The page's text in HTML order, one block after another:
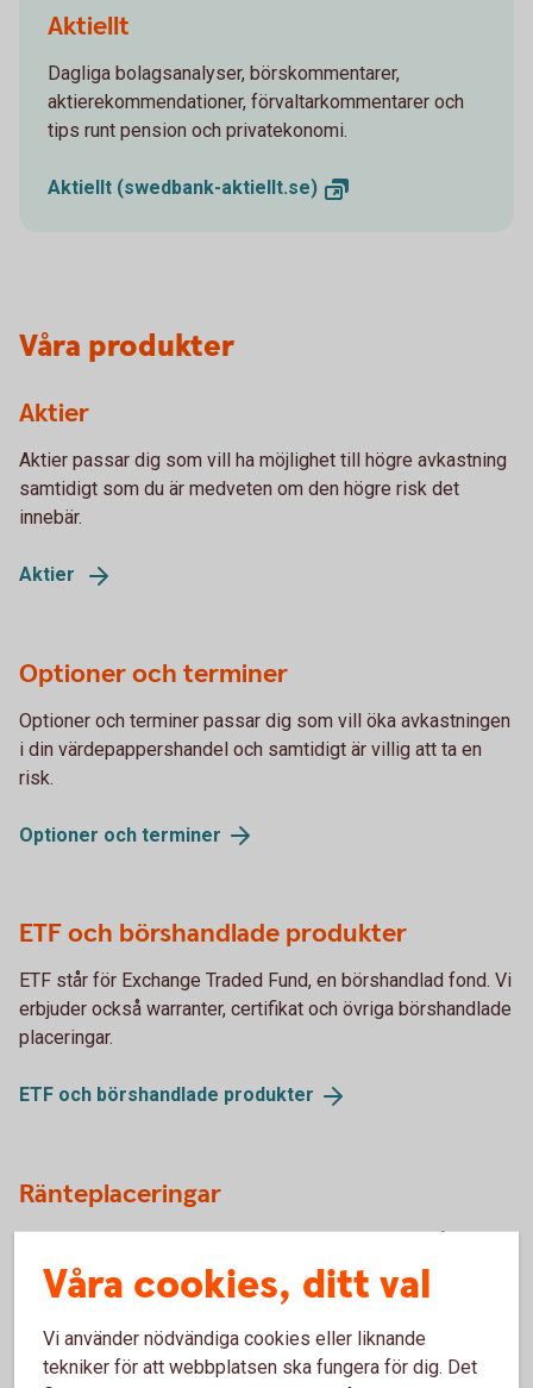
Aktiellt
Dagliga bolagsanalyser, börskommentarer,
aktierekommendationer, förvaltarkommentarer och
tips runt pension och privatekonomi.
Aktiellt (swedbank-aktiellt.se)
Våra produkter
Aktier
Aktier passar dig som vill ha möjlighet till högre avkastning
samtidigt som du är medveten om den högre risk det
innebär.
Aktier
Optioner och terminer
Optioner och terminer passar dig som vill öka avkastningen
i din värdepappershandel och samtidigt är villig att ta en
risk.
Optioner och terminer
ETF och börshandlade produkter
ETF står för Exchange Traded Fund, en börshandlad fond. Vi
erbjuder också warranter, certifikat och övriga börshandlade
placeringar.
ETF och börshandlade produkter
Ränteplaceringar
Ränteplaceringar
Våra cookies, ditt val
Vi använder nödvändiga cookies eller liknande
tekniker för att webbplatsen ska fungera för dig. Det